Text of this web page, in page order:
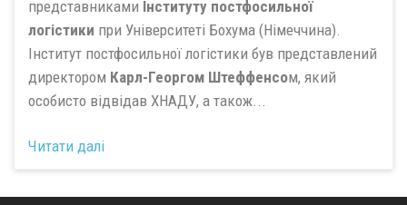
представниками Інституту постфосильної
логістики при Університеті Бохума (Німеччина).
Інститут постфосильної логістики був представлений
директором Карл-Георгом Штеффенсом, який
особисто відвідав ХНАДУ, а також...
Читати далі